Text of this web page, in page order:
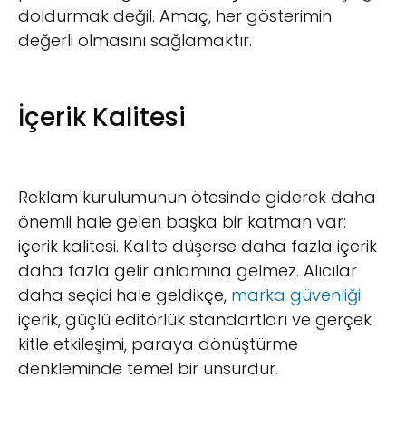
doldurmak değil. Amaç, her gösterimin
değerli olmasını sağlamaktır.
İçerik Kalitesi
Reklam kurulumunun ötesinde giderek daha
önemli hale gelen başka bir katman var:
içerik kalitesi. Kalite düşerse daha fazla içerik
daha fazla gelir anlamına gelmez. Alıcılar
daha seçici hale geldikçe, marka güvenliği
içerik, güçlü editörlük standartları ve gerçek
kitle etkileşimi, paraya dönüştürme
denkleminde temel bir unsurdur.